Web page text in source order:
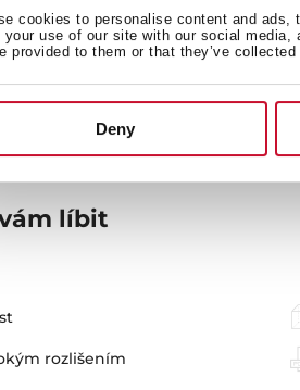
cookies to personalise content and
your use of our site with our social
provided to them or that they’ve
Deny
líbit
rozlišením